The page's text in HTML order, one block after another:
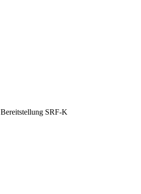
Bereitstellung SRF-K